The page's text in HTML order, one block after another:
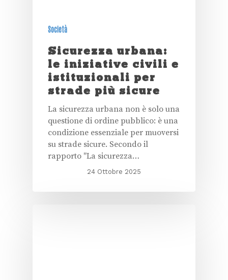
Società
Sicurezza urbana:
le iniziative civili e
istituzionali per
strade più sicure
La sicurezza urbana non è solo una
questione di ordine pubblico: è una
condizione essenziale per muoversi
su strade sicure. Secondo il
rapporto "La sicurezza…
24 Ottobre 2025